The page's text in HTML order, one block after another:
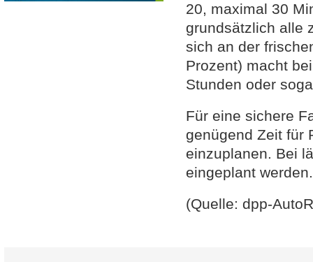
20, maximal 30
grundsätzlich alle
sich an der
Prozent) macht
Stunden oder
Für eine sichere
genügend Zeit für
einzuplanen. Bei
eingeplant werden.
(Quelle: dpp-